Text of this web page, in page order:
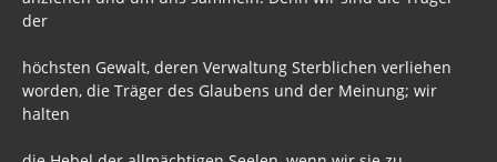
Archiv Informationen 2017, 2016, 2015
Zur Ruhe kommen
der
höchsten Gewalt, deren Verwaltung Sterblichen verliehen
worden, die Träger des Glaubens und der Meinung; wir
halten